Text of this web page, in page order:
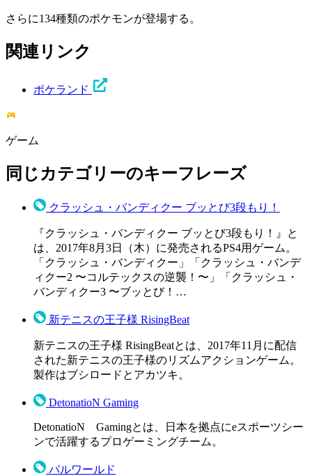
さらに134種類のポケモンが登場する。
関連リンク
ポケランド
ゲーム
同じカテゴリーのキーフレーズ
クラッシュ・バンディクー ブッとび3段もり！
『クラッシュ・バンディクー ブッとび3段もり！』と
は、2017年8月3日（木）に発売されるPS4用ゲーム。
「クラッシュ・バンディクー」「クラッシュ・バンデ
ィクー2 〜コルテックスの逆襲！〜」「クラッシュ・
バンディクー3 〜ブッとび！…
新テニスの王子様 RisingBeat
新テニスの王子様 RisingBeatとは、2017年11月に配信
された新テニスの王子様のリズムアクションゲーム。
製作はブシロードとアカツキ。
DetonatioN Gaming
DetonatioN Gamingとは、日本を拠点にeスポーツシー
ンで活躍するプロゲーミングチーム。
パルワールド